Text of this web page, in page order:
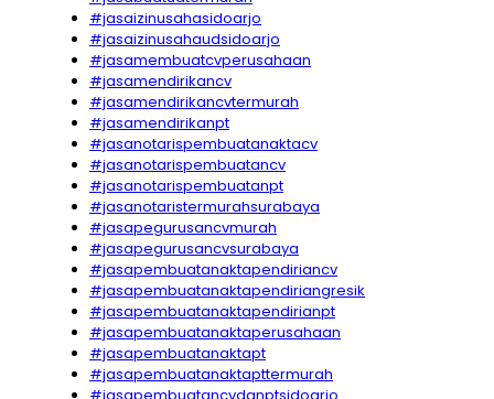
#jasaizinusahasidoarjo
#jasaizinusahaudsidoarjo
#jasamembuatcvperusahaan
#jasamendirikancv
#jasamendirikancvtermurah
#jasamendirikanpt
#jasanotarispembuatanaktacv
#jasanotarispembuatancv
#jasanotarispembuatanpt
#jasanotaristermurahsurabaya
#jasapegurusancvmurah
#jasapegurusancvsurabaya
#jasapembuatanaktapendiriancv
#jasapembuatanaktapendiriangresik
#jasapembuatanaktapendirianpt
#jasapembuatanaktaperusahaan
#jasapembuatanaktapt
#jasapembuatanaktapttermurah